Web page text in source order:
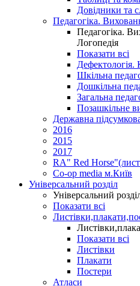
Довідники та
Педагогіка.
Педагогіка.
Логопедія
Показати всі
Дефектологія.
Шкільна
Дошкільна
Загальна
Позашкільне
Державна
2016
2015
2017
RA" Red
Co-op media м.Київ
Універсальний розділ
Універсальний
Показати всі
Показати всі
Листівки
Плакати
Постери
Атласи